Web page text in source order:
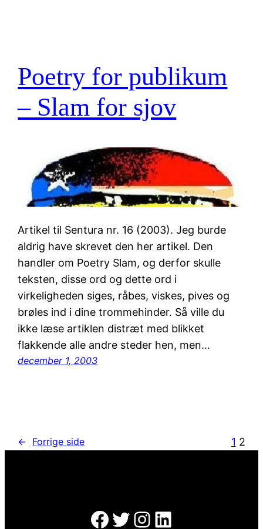
Poetry for publikum
– Slam for sjov
Artikel til Sentura nr. 16 (2003). Jeg burde
aldrig have skrevet den her artikel. Den
handler om Poetry Slam, og derfor skulle
teksten, disse ord og dette ord i
virkeligheden siges, råbes, viskes, pives og
brøles ind i dine trommehinder. Så ville du
ikke læse artiklen distræt med blikket
flakkende alle andre steder hen, men…
december 1, 2003
← Forrige side 1 2
Facebook
Twitter
Instagram
LinkedIn